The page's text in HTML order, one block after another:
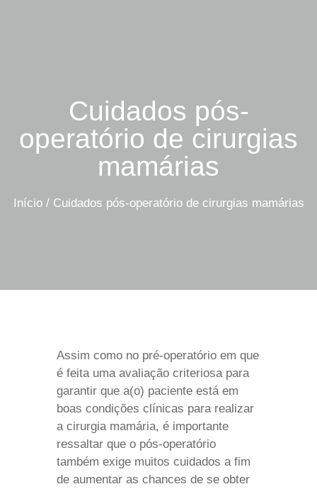
Cuidados pós-
operatório de cirurgias
mamárias
Início/ Cuidados pós-operatório de cirurgias mamárias
Assim como no pré-operatório em que
é feita uma avaliação criteriosa para
garantir que a(o) paciente está em
boas condições clínicas para realizar
a cirurgia mamária, é importante
ressaltar que o pós-operatório
também exige muitos cuidados a fim
de aumentar as chances de se obter